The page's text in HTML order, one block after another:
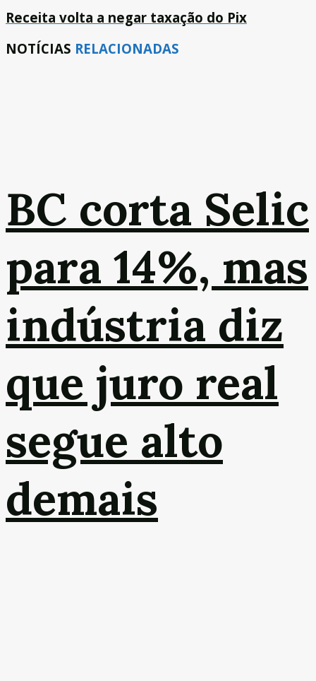
Receita volta a negar taxação do Pix
NOTÍCIAS RELACIONADAS
BC corta Selic
para 14%, mas
indústria diz
que juro real
segue alto
demais